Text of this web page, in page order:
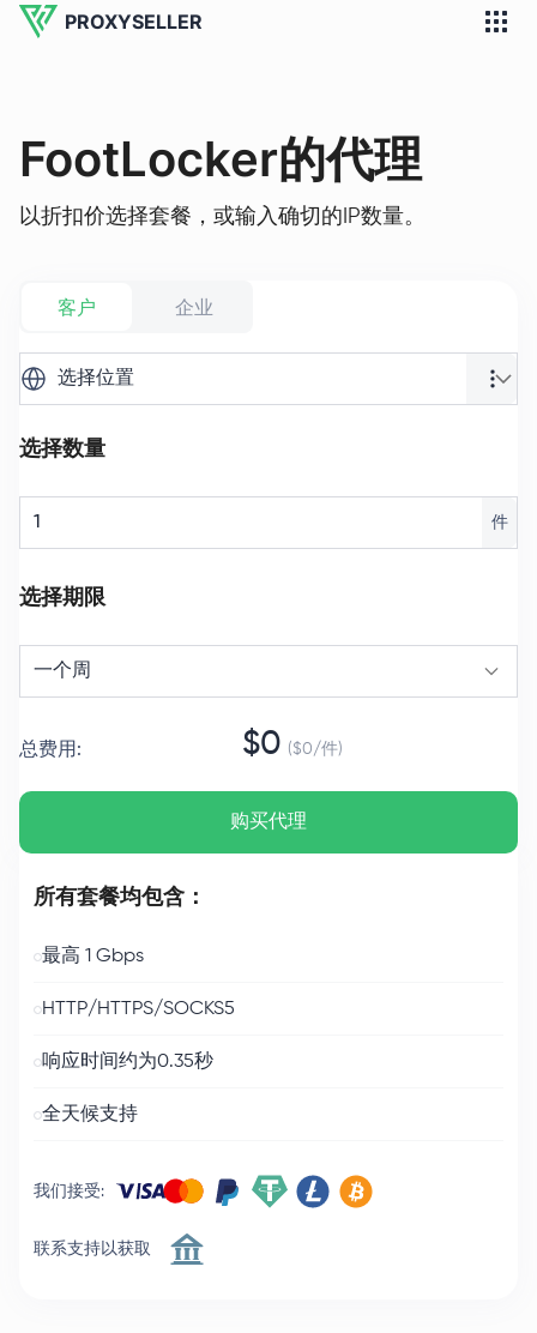
PROXYSELLER
FootLocker的代理
以折扣价选择套餐，或输入确切的IP数量。
客户 企业
选择位置
选择数量
件
选择期限
一个周
总费用 : $0 ($0/件)
购买代理
所有套餐均包含：
最高 1 Gbps
HTTP/HTTPS/SOCKS5
响应时间约为0.35秒
全天候支持
我们接受:
联系支持以获取